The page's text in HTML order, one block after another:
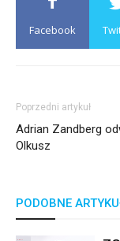
Facebook
Poprzedni artykuł
Adrian Zandberg
Olkusz
PODOBNE